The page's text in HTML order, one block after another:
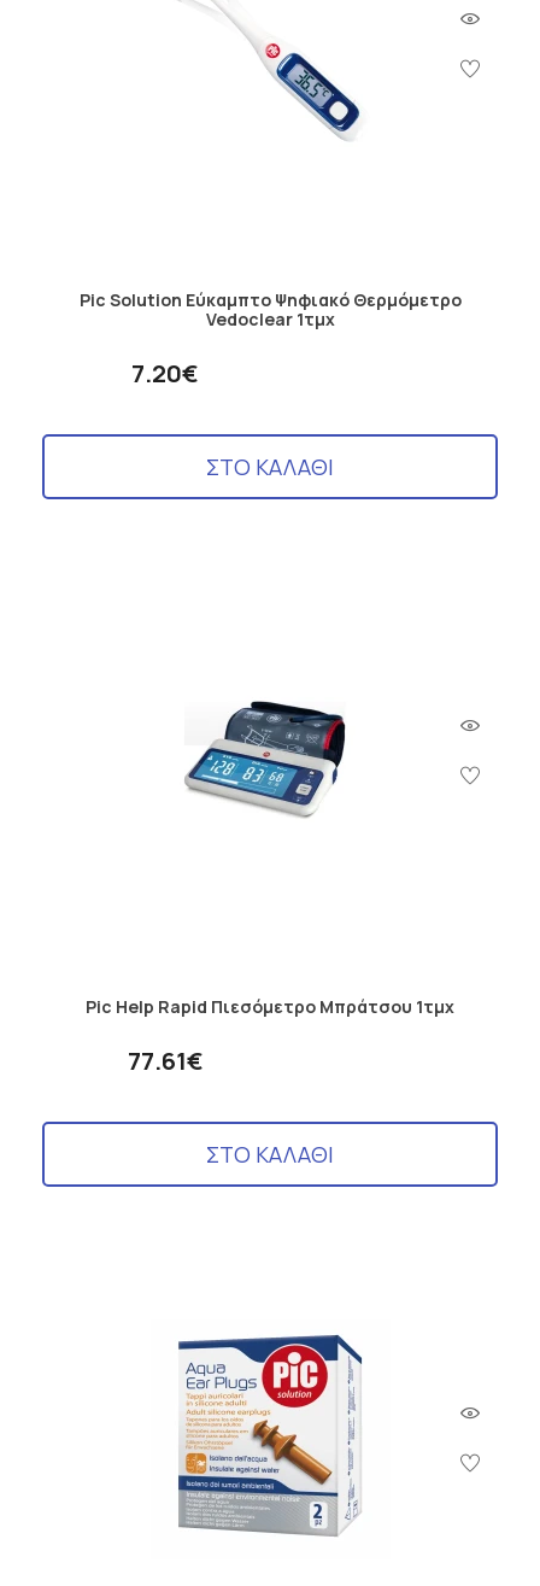
Pic Solution Εύκαμπτο Ψηφιακό Θερμόμετρο
Vedoclear 1τμχ
7.20€
ΣΤΟ ΚΑΛΑΘΙ
Pic Help Rapid Πιεσόμετρο Μπράτσου 1τμχ
77.61€
ΣΤΟ ΚΑΛΑΘΙ